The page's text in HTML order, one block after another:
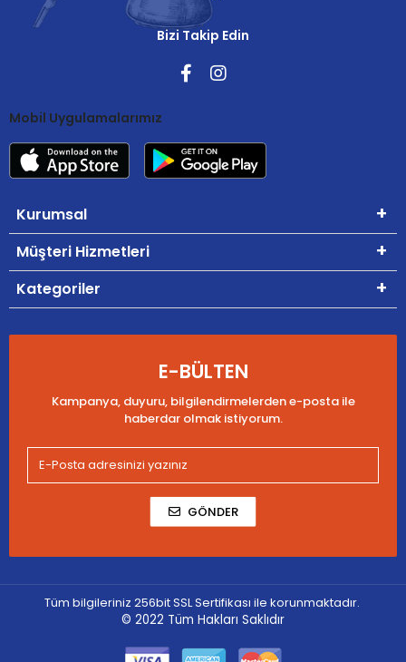
Bizi Takip Edin
Mobil Uygulamalarımız
Kurumsal
Müşteri Hizmetleri
Kategoriler
E-BÜLTEN
Kampanya, duyuru, bilgilendirmelerden e-posta ile
haberdar olmak istiyorum.
GÖNDER
Tüm bilgileriniz 256bit SSL Sertifikası ile korunmaktadır.
© 2022 Tüm Hakları Saklıdır